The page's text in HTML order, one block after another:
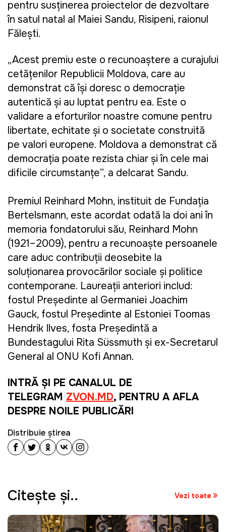
pentru susținerea proiectelor de dezvoltare
în satul natal al Maiei Sandu, Risipeni, raionul
Fălești.
„Acest premiu este o recunoaștere a curajului
cetățenilor Republicii Moldova, care au
demonstrat că își doresc o democrație
autentică și au luptat pentru ea. Este o
validare a eforturilor noastre comune pentru
libertate, echitate și o societate construită
pe valori europene. Moldova a demonstrat că
democrația poate rezista chiar și în cele mai
dificile circumstanțe”, a delcarat Sandu.
Premiul Reinhard Mohn, instituit de Fundația
Bertelsmann, este acordat odată la doi ani în
memoria fondatorului său, Reinhard Mohn
(1921–2009), pentru a recunoaște persoanele
care aduc contribuții deosebite la
soluționarea provocărilor sociale și politice
contemporane. Laureații anteriori includ:
fostul Președinte al Germaniei Joachim
Gauck, fostul Președinte al Estoniei Toomas
Hendrik Ilves, fosta Președintă a
Bundestagului Rita Süssmuth și ex-Secretarul
General al ONU Kofi Annan.
INTRĂ ȘI PE CANALUL DE
TELEGRAM ZVON.MD, PENTRU A AFLA
DESPRE NOILE PUBLICĂRI
Distribuie știrea
Citeşte şi.. Vezi toate